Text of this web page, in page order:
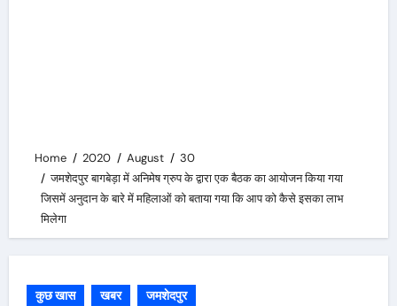
Home 2020 August
30
जमशेदपुर बागबेड़ा में अनिमेष ग्रुप के द्वारा एक बैठक का आयोजन किया गया
जिसमें अनुदान के बारे में महिलाओं को बताया गया कि आप को कैसे इसका लाभ
मिलेगा
कुछ खास खबर जमशेदपुर